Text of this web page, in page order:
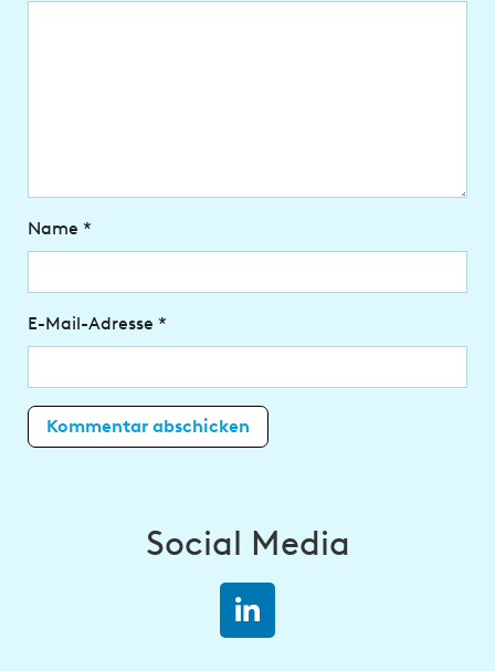
Name *
E-Mail-Adresse *
Social Media